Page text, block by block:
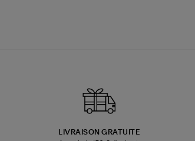
LIVRAISON GRATUITE